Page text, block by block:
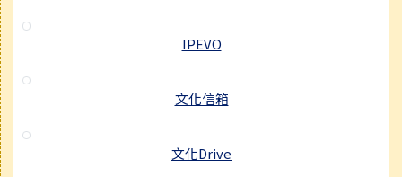
IPEVO
文化信箱
文化Drive